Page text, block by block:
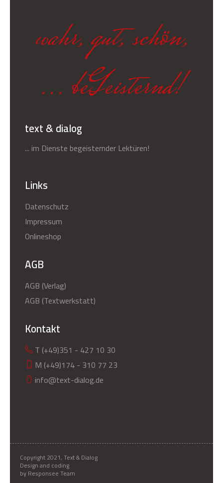
wahr, gut, schön,
... beGeisternd!
text & dialog
... im Dienste begeisternder Lektüren!
Links
Datenschutz
Impressum
Onlineshop
AGB
AGB (Verlag)
AGB (Textwerkstatt)
Kontakt
T (+49)351 - 427 10 30
M (+49)174 - 310 77 23
info@text-dialog.de
Copyright 2021, Text & Dialog
Design and coding
by Responsee Team